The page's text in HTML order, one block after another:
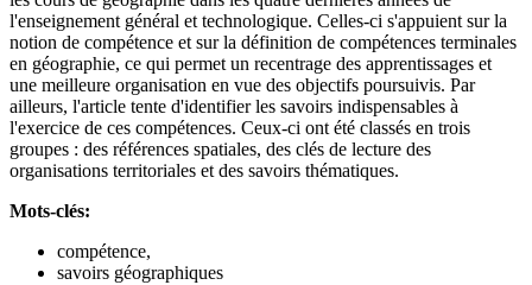
l'enseignement général et technologique. Celles-ci s'appuient sur la
notion de compétence et sur la définition de compétences terminales
en géographie, ce qui permet un recentrage des apprentissages et
une meilleure organisation en vue des objectifs poursuivis. Par
ailleurs, l'article tente d'identifier les savoirs indispensables à
l'exercice de ces compétences. Ceux-ci ont été classés en trois
groupes : des références spatiales, des clés de lecture des
organisations territoriales et des savoirs thématiques.
Mots-clés:
compétence,
savoirs géographiques